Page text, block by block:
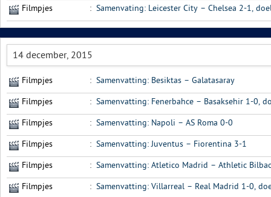
Filmpjes : Samenvating: Leicester City – Chelsea 2-1,
14 december, 2015
Filmpjes : Samenvatting: Besiktas – Galatasaray
Filmpjes : Samenvatting: Fenerbahce – Basaksehir 1-0,
Filmpjes : Samenvatting: Napoli – AS Roma 0-0
Filmpjes : Samenvatting: Juventus – Fiorentina 3-1
Filmpjes : Samenvatting: Atletico Madrid – Athletic
Filmpjes : Samenvatting: Villarreal – Real Madrid 1-0,